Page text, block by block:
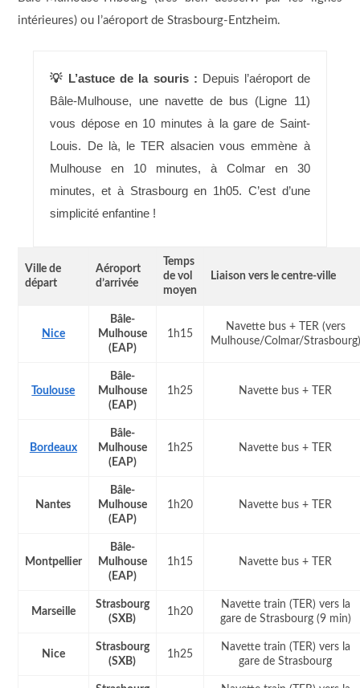
intérieures) ou l’aéroport de Strasbourg-Entzheim.
💡 L’astuce de la souris : Depuis l’aéroport de
Bâle-Mulhouse, une navette de bus (Ligne 11)
vous dépose en 10 minutes à la gare de Saint-
Louis. De là, le TER alsacien vous emmène à
Mulhouse en 10 minutes, à Colmar en 30
minutes, et à Strasbourg en 1h05. C’est d’une
simplicité enfantine !
Ville de
départ
Aéroport
d’arrivée
Temps
de vol
moyen
Liaison vers le centre-ville
Nice
Bâle-
Mulhouse
(EAP)
1h15
Navette bus + TER (vers
Mulhouse/Colmar/Strasbourg)
Toulouse
Bâle-
Mulhouse
(EAP)
1h25 Navette bus + TER
Bordeaux
Bâle-
Mulhouse
(EAP)
1h25 Navette bus + TER
Nantes
Bâle-
Mulhouse
(EAP)
1h20 Navette bus + TER
Montpellier
Bâle-
Mulhouse
(EAP)
1h15 Navette bus + TER
Marseille
Strasbourg
(SXB)
1h20
Navette train (TER) vers la
gare de Strasbourg (9 min)
Nice
Strasbourg
(SXB)
1h25
Navette train (TER) vers la
gare de Strasbourg